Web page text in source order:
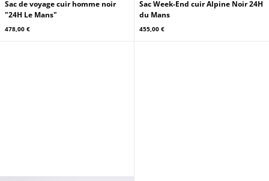
Sac de voyage cuir homme noir
"24H Le Mans"
478,00 €
Sac Week-End cuir Alpine Noir 24H
du Mans
455,00 €